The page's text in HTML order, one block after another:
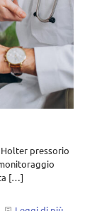
pressorio
[…]